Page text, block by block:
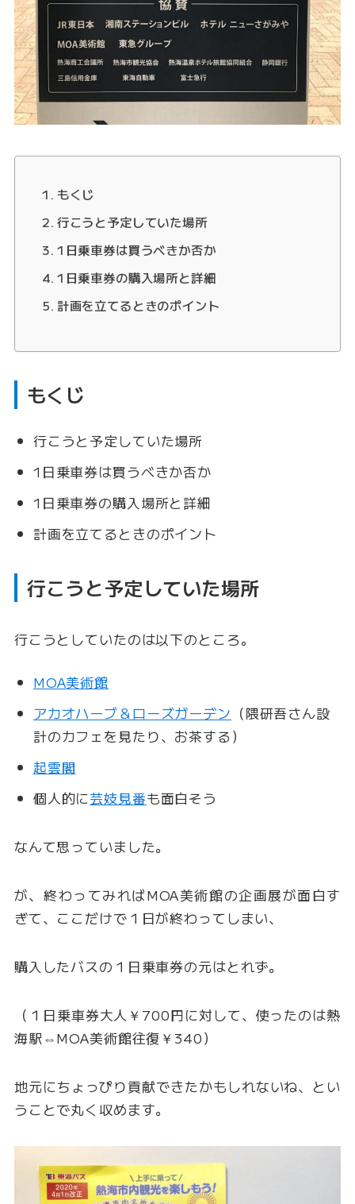
もくじ
行こうと予定していた場所
1日乗車券は買うべきか否か
1日乗車券の購入場所と詳細
計画を立てるときのポイント
もくじ
行こうと予定していた場所
1日乗車券は買うべきか否か
1日乗車券の購入場所と詳細
計画を立てるときのポイント
行こうと予定していた場所
行こうとしていたのは以下のところ。
MOA美術館
アカオハーブ＆ローズガーデン （隈研吾さん設
計のカフェを見たり、お茶する）
起雲閣
個人的に芸妓見番も面白そう
なんて思っていました。
が、終わってみればMOA美術館の企画展が面白す
ぎて、ここだけで１日が終わってしまい、
購入したバスの１日乗車券の元はとれず。
（１日乗車券大人￥700円に対して、使ったのは熱
海駅⇔MOA美術館往復￥340）
地元にちょっぴり貢献できたかもしれないね、とい
うことで丸く収めます。